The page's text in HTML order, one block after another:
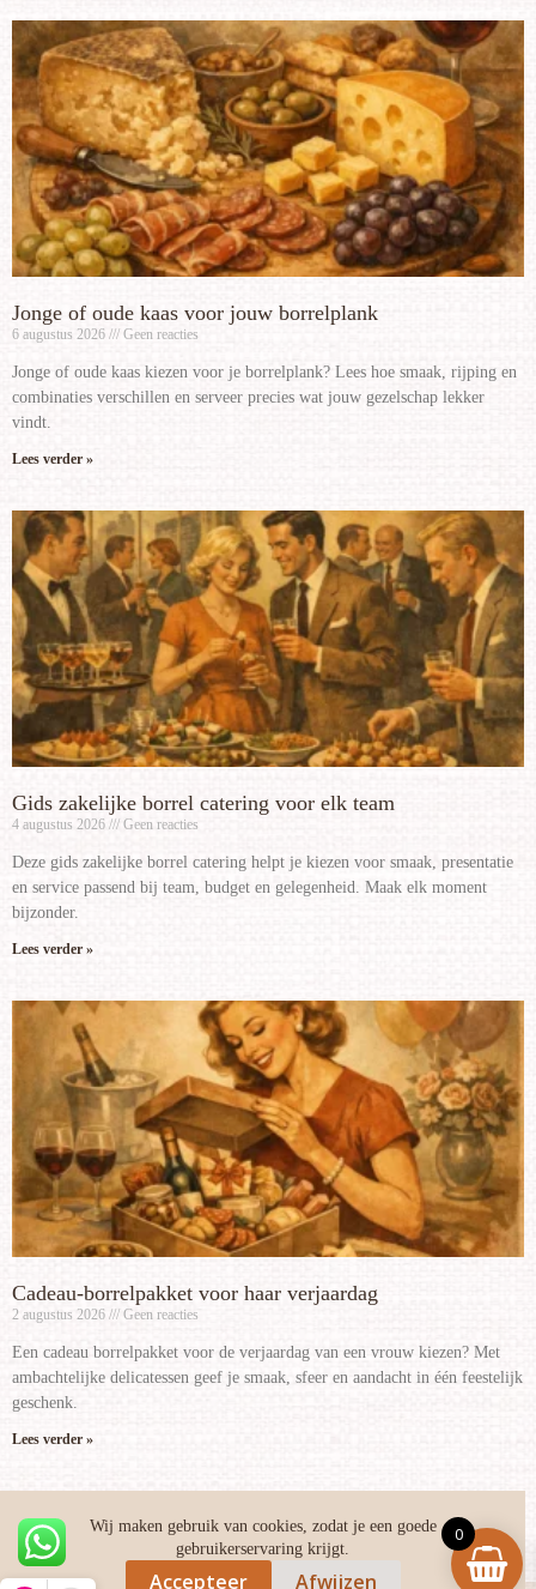
Wij maken gebruik van cookies, zodat je een goede
gebruikerservaring krijgt.
Accepteer Afwijzen
Jonge of oude kaas voor jouw borrelplank
6 augustus 2026 Geen reacties
Jonge of oude kaas kiezen voor je borrelplank? Lees hoe smaak, rijping en
combinaties verschillen en serveer precies wat jouw gezelschap lekker
vindt.
Lees verder »
Gids zakelijke borrel catering voor elk team
4 augustus 2026 Geen reacties
Deze gids zakelijke borrel catering helpt je kiezen voor smaak, presentatie
en service passend bij team, budget en gelegenheid. Maak elk moment
bijzonder.
Lees verder »
Cadeau-borrelpakket voor haar verjaardag
2 augustus 2026 Geen reacties
Een cadeau borrelpakket voor de verjaardag van een vrouw kiezen? Met
ambachtelijke delicatessen geef je smaak, sfeer en aandacht in één feestelijk
geschenk.
Lees verder »
Home Winkel/ Spaanse fuet
0